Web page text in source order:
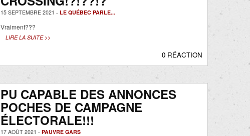
15 SEPTEMBRE 2021 - LE QUÉBEC PARLE...
Vraiment???
LIRE LA SUITE >>
0 RÉACTION
PU CAPABLE DES ANNONCES
POCHES DE CAMPAGNE
ÉLECTORALE!!!
17 AOÛT 2021 - PAUVRE GARS